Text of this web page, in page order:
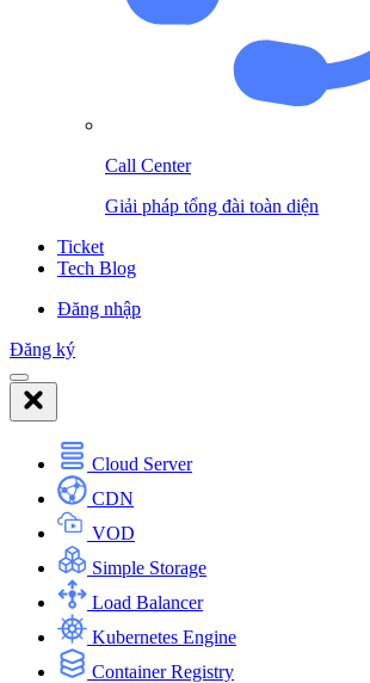
Call Center
Giải pháp tổng đài toàn diện
Ticket
Tech Blog
Đăng nhập
Đăng ký
Cloud Server
CDN
VOD
Simple Storage
Load Balancer
Kubernetes Engine
Container Registry